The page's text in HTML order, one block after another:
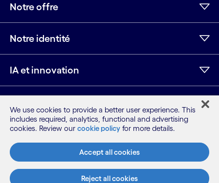
Notre offre
Notre identité
IA et innovation
LinkedIn
Twitter
Facebook
Instagram
Youtube
Plan du site
Avis de confidentialité
We use cookies to provide a better user experience. This
includes required, analytics, functional and advertising
cookies. Review our cookie policy for more details.
Accept all cookies
Reject all cookies